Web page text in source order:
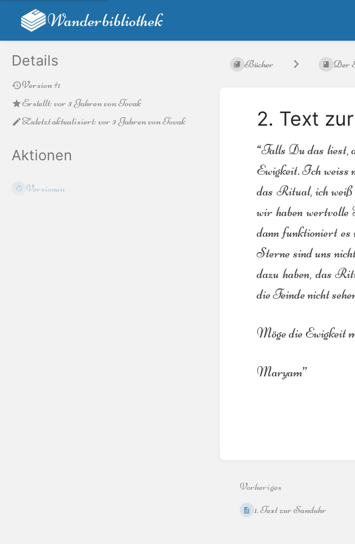
Wanderbibliothek
Details
Version #1
Erstellt:vor 3 JahrenvonTovak
Zuletzt aktualisiert:vor 3 JahrenvonTovak
Aktionen
Versionen
Bücher Der
2. Text
“Falls Du das liest,
Ewigkeit. Ich weiss
das Ritual, ich weiß
wir haben wertvolle
dann funktioniert
Sterne sind uns
dazu haben, das
die Feinde nicht
Möge die Ewigkeit
Maryam”
aktivieren
Vorheriges
1. Text zur Sanduhr